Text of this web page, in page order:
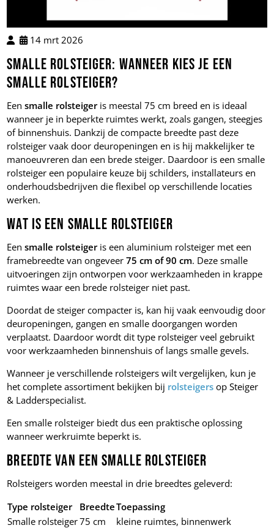
14 mrt 2026
Smalle rolsteiger: wanneer kies je een
smalle rolsteiger?
Eensmalle rolsteigeris meestal 75 cm breed en is ideaal
wanneer je in beperkte ruimtes werkt, zoals gangen, steegjes
of binnenshuis. Dankzij de compacte breedte past deze
rolsteiger vaak door deuropeningen en is hij makkelijker te
manoeuvreren dan een brede steiger. Daardoor is een smalle
rolsteiger een populaire keuze bij schilders, installateurs en
onderhoudsbedrijven die flexibel op verschillende locaties
werken.
Wat is een smalle rolsteiger
Eensmalle rolsteigeris een aluminium rolsteiger met een
framebreedte van ongeveer75 cm of 90 cm. Deze smalle
uitvoeringen zijn ontworpen voor werkzaamheden in krappe
ruimtes waar een brede rolsteiger niet past.
Doordat de steiger compacter is, kan hij vaak eenvoudig door
deuropeningen, gangen en smalle doorgangen worden
verplaatst. Daardoor wordt dit type rolsteiger veel gebruikt
voor werkzaamheden binnenshuis of langs smalle gevels.
Wanneer je verschillende rolsteigers wilt vergelijken, kun je
het complete assortiment bekijken bij rolsteigers op Steiger
& Ladderspecialist.
Een smalle rolsteiger biedt dus een praktische oplossing
wanneer werkruimte beperkt is.
Breedte van een smalle rolsteiger
Rolsteigers worden meestal in drie breedtes geleverd:
Type rolsteiger
BreedteToepassing
Smalle rolsteiger75 cm
kleine ruimtes, binnenwerk